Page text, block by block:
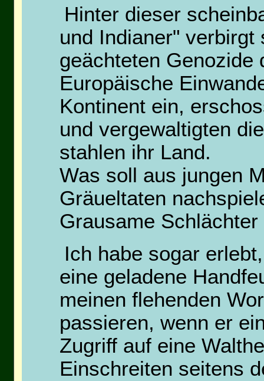
Hinter dieser
und Indianer"
geächteten Genozide
Europäische
Kontinent ein,
und vergewaltigten
stahlen ihr Land.
Was soll aus jungen
Gräueltaten
Grausame
Ich habe sogar
eine geladene
meinen flehenden
passieren, wenn er
Zugriff auf eine
Einschreiten seitens